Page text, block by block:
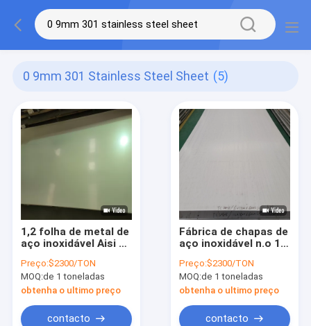
0 9mm 301 Stainless Steel Sheet (5)
1,2 folha de metal de
aço inoxidável Aisi do
milímetro 0,8
milímetro 0,7
milímetro 202 201
304 3mm 5mm e
6mm
Preço:$2300/TON
MOQ:de 1 toneladas
obtenha o ultimo preço
contacto
Fábrica de chapas de
aço inoxidável n.o 1
espessura de 6 mm
Astm 310 304 316
Preço:$2300/TON
MOQ:de 1 toneladas
obtenha o ultimo preço
contacto